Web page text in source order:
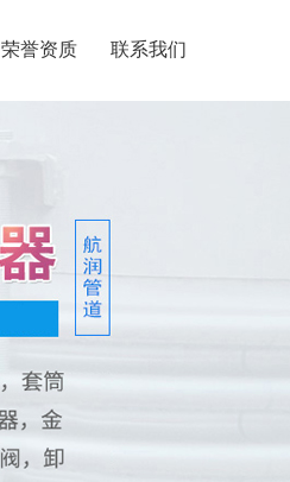
荣誉资质 联系我们